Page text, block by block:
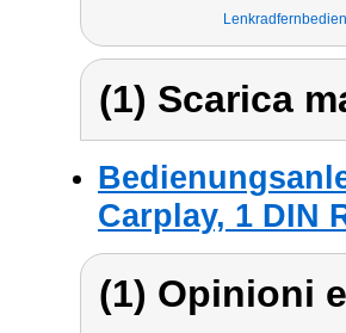
(1) Scarica
Carplay, 1 DIN
(1) Opinioni